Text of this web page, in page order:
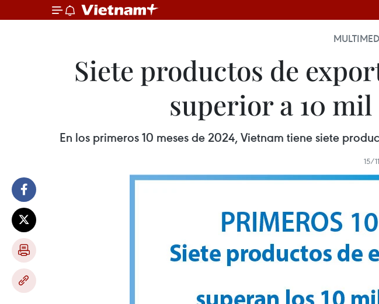
Siete productos de
superior a 10
En los primeros 10 meses de 2024, Vietnam tiene siete
15/